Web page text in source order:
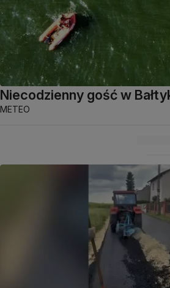
Niecodzienny gość w
METEO